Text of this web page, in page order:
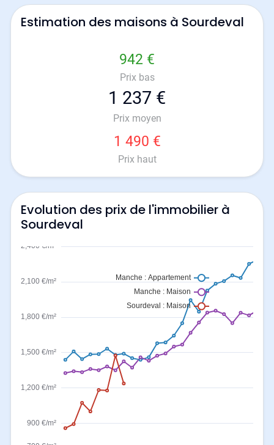
Estimation des maisons à Sourdeval
942 €
Prix bas
1 237 €
Prix moyen
1 490 €
Prix haut
Evolution des prix de l'immobilier à
Sourdeval